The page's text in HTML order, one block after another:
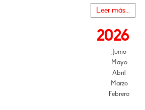
Leer más...
2026
Junio
Mayo
Abril
Marzo
Febrero